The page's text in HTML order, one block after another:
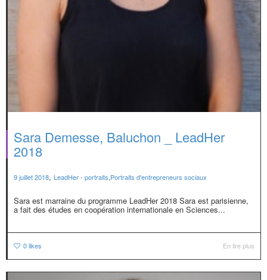
Sara Demesse, Baluchon _ LeadHer
2018
9 juillet 2018, LeadHer - portraits,Portraits d'entrepreneurs sociaux
Sara est marraine du programme LeadHer 2018 Sara est parisienne,
a fait des études en coopération internationale en Sciences...
0likes En lire plus